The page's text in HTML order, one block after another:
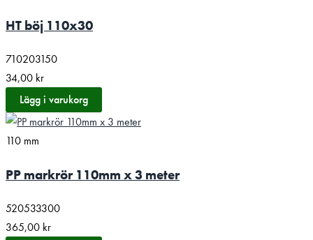
HT böj 110x30
710203150
34,00 kr
Lägg i varukorg
110 mm
PP markrör 110mm x 3 meter
520533300
365,00 kr